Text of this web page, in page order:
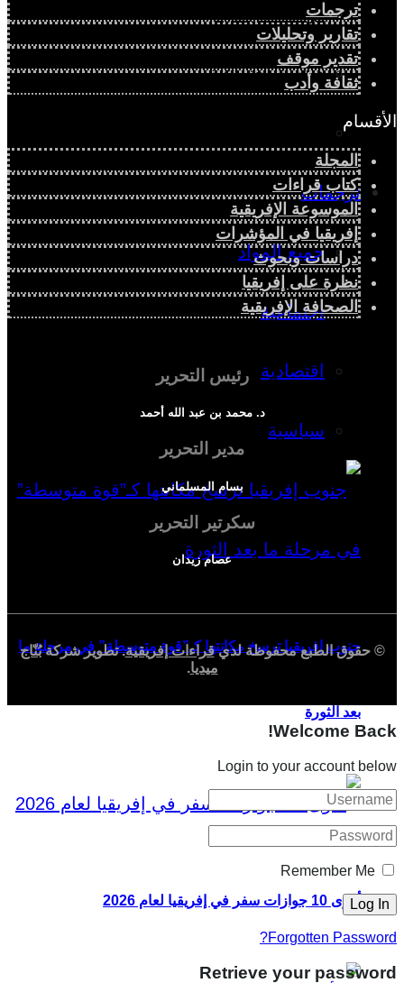
دراسة سياسية
دراسة اجتماعية
ترجمات
جميع المواد
اجتماعية
اقتصادية
سياسية
جنوب إفريقيا ترسخ مكانتها كـ”قوة متوسطة” في مرحلة ما
بعد الثورة
أقوى 10 جوازات سفر في إفريقيا لعام 2026
ترجمات
تقارير وتحليلات
تقدير موقف
ثقافة وأدب
الأقسام
المجلة
كتاب قراءات
الموسوعة الإفريقية
إفريقيا في المؤشرات
دراسات وبحوث
نظرة على إفريقيا
الصحافة الإفريقية
رئيس التحرير
د. محمد بن عبد الله أحمد
مدير التحرير
بسام المسلماني
سكرتير التحرير
عصام زيدان
© حقوق الطبع محفوظة لديقراءات إفريقية. تطوير شركةبُنّاج
ميديا.
Welcome Back!
Login to your account below
Remember Me
Forgotten Password?
Retrieve your password